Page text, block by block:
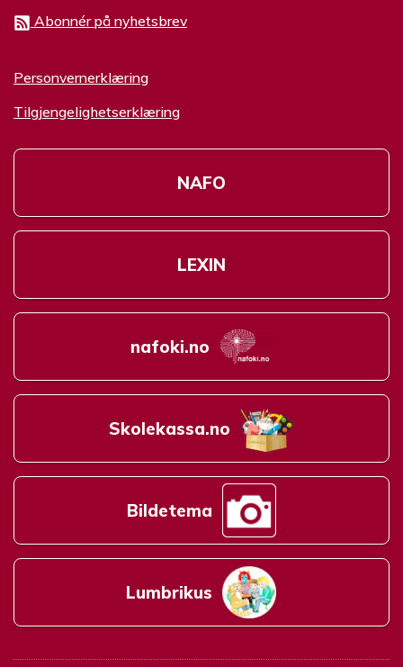
Abonnér på nyhetsbrev
Personvernerklæring
Tilgjengelighetserklæring
NAFO
LEXIN
nafoki.no
Skolekassa.no
Bildetema
Lumbrikus